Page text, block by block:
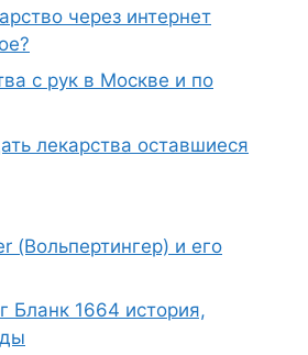
через интернет
с рук в Москве и по
лекарства оставшиеся
(Вольпертингер) и его
Бланк 1664 история,